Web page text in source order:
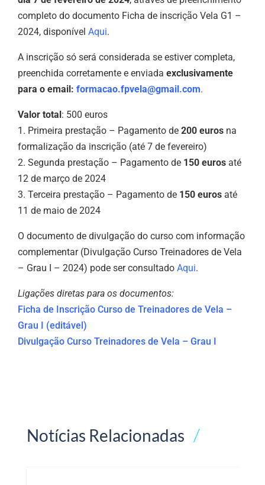
completo do documento Ficha de inscrição Vela G1 –
2024, disponívelAqui.
A inscrição só será considerada se estiver completa,
preenchida corretamente e enviadaexclusivamente
para o email:formacao.fpvela@gmail.com.
Valor total: 500 euros
1. Primeira prestação – Pagamento de200 euros na
formalização da inscrição (até 7 de fevereiro)
2. Segunda prestação – Pagamento de 150 euros até
12 de março de 2024
3. Terceira prestação – Pagamento de 150 euros até
11 de maio de 2024
O documento de divulgação do curso com informação
complementar (Divulgação Curso Treinadores de Vela
– Grau I – 2024) pode ser consultado Aqui.
Ligações diretas para os documentos:
Ficha de Inscrição Curso de Treinadores de Vela –
Grau I (editável)
Divulgação Curso Treinadores de Vela – Grau I
Notícias Relacionadas